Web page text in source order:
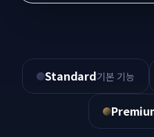
Standard기본 기능